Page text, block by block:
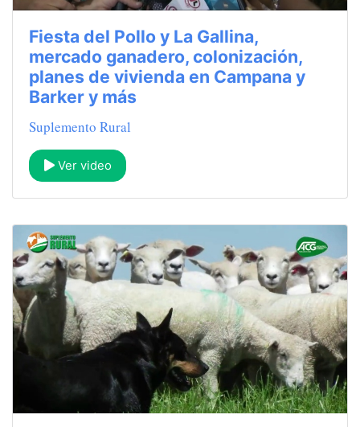
Fiesta del Pollo y La Gallina,
mercado ganadero, colonización,
planes de vivienda en Campana y
Barker y más
Suplemento Rural
Ver video